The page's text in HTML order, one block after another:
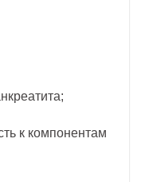
к компонентам